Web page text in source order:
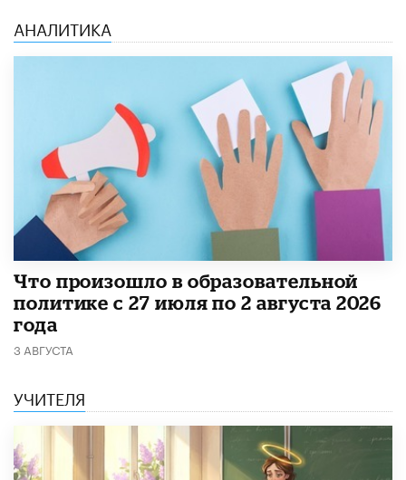
АНАЛИТИКА
​Что произошло в образовательной
политике с 27 июля по 2 августа 2026
года
3 АВГУСТА
УЧИТЕЛЯ